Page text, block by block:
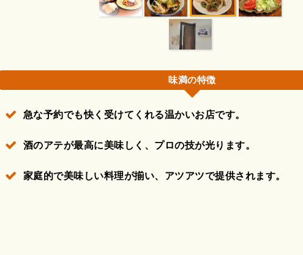
味満の特徴
急な予約でも快く受けてくれる温かいお店です。
酒のアテが最高に美味しく、プロの技が光ります。
家庭的で美味しい料理が揃い、アツアツで提供されます。